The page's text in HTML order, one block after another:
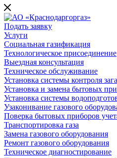
Подать заявку
Услуги
Социальная газификация
Технологическое присоединение
Выездная консультация
Техническое обслуживание
Установка системы контроля
Установка и замена бытовых
Установка системы
Узаконивание газового
Поверка бытовых приборов
Транспортировка газа
Замена газового оборудования
Ремонт газового оборудования
Техническое диагностирование